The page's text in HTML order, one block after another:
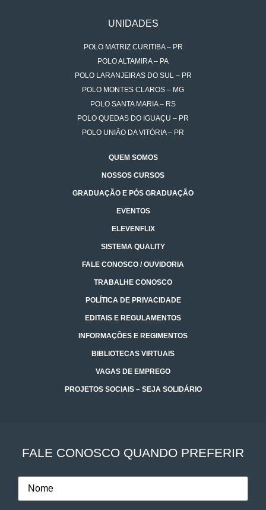
UNIDADES
POLO MATRIZ CURITIBA – PR
POLO ALTAMIRA – PA
POLO LARANJEIRAS DO SUL – PR
POLO MONTES CLAROS – MG
POLO SANTA MARIA – RS
POLO QUEDAS DO IGUAÇU – PR
POLO UNIÃO DA VITÓRIA – PR
QUEM SOMOS
NOSSOS CURSOS
GRADUAÇÃO E PÓS GRADUAÇÃO
EVENTOS
ELEVENFLIX
SISTEMA QUALITY
FALE CONOSCO / OUVIDORIA
TRABALHE CONOSCO
POLÍTICA DE PRIVACIDADE
EDITAIS E REGULAMENTOS
INFORMAÇÕES E REGIMENTOS
BIBLIOTECAS VIRTUAIS
VAGAS DE EMPREGO
PROJETOS SOCIAIS – SEJA SOLIDÁRIO
FALE CONOSCO QUANDO PREFERIR